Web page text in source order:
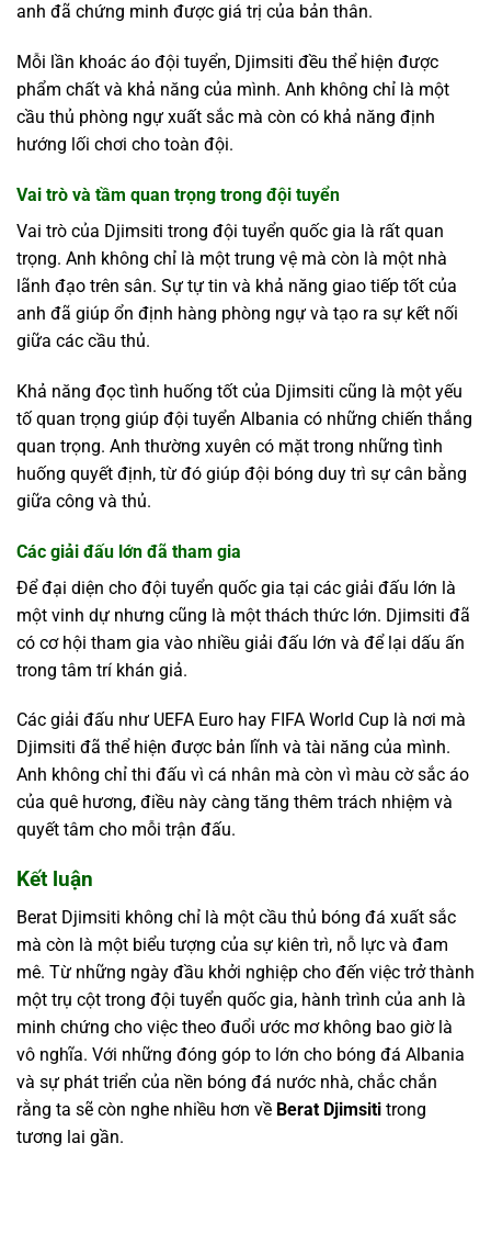
anh đã chứng minh được giá trị của bản thân.
Mỗi lần khoác áo đội tuyển, Djimsiti đều thể hiện được
phẩm chất và khả năng của mình. Anh không chỉ là một
cầu thủ phòng ngự xuất sắc mà còn có khả năng định
hướng lối chơi cho toàn đội.
Vai trò và tầm quan trọng trong đội tuyển
Vai trò của Djimsiti trong đội tuyển quốc gia là rất quan
trọng. Anh không chỉ là một trung vệ mà còn là một nhà
lãnh đạo trên sân. Sự tự tin và khả năng giao tiếp tốt của
anh đã giúp ổn định hàng phòng ngự và tạo ra sự kết nối
giữa các cầu thủ.
Khả năng đọc tình huống tốt của Djimsiti cũng là một yếu
tố quan trọng giúp đội tuyển Albania có những chiến thắng
quan trọng. Anh thường xuyên có mặt trong những tình
huống quyết định, từ đó giúp đội bóng duy trì sự cân bằng
giữa công và thủ.
Các giải đấu lớn đã tham gia
Để đại diện cho đội tuyển quốc gia tại các giải đấu lớn là
một vinh dự nhưng cũng là một thách thức lớn. Djimsiti đã
có cơ hội tham gia vào nhiều giải đấu lớn và để lại dấu ấn
trong tâm trí khán giả.
Các giải đấu như UEFA Euro hay FIFA World Cup là nơi mà
Djimsiti đã thể hiện được bản lĩnh và tài năng của mình.
Anh không chỉ thi đấu vì cá nhân mà còn vì màu cờ sắc áo
của quê hương, điều này càng tăng thêm trách nhiệm và
quyết tâm cho mỗi trận đấu.
Kết luận
Berat Djimsiti không chỉ là một cầu thủ bóng đá xuất sắc
mà còn là một biểu tượng của sự kiên trì, nỗ lực và đam
mê. Từ những ngày đầu khởi nghiệp cho đến việc trở thành
một trụ cột trong đội tuyển quốc gia, hành trình của anh là
minh chứng cho việc theo đuổi ước mơ không bao giờ là
vô nghĩa. Với những đóng góp to lớn cho bóng đá Albania
và sự phát triển của nền bóng đá nước nhà, chắc chắn
rằng ta sẽ còn nghe nhiều hơn về Berat Djimsiti trong
tương lai gần.